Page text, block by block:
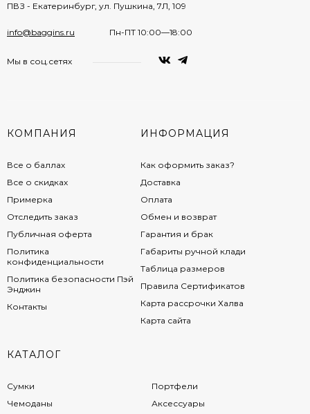
ПВЗ - Екатеринбург, ул. Пушкина, 7Л, 109
info@baggins.ru Пн-ПТ 10:00—18:00
Мы в соц.сетях
КОМПАНИЯ
Все о баллах
Все о скидках
Примерка
Отследить заказ
Публичная оферта
Политика
конфиденциальности
Политика безопасности Пэй
Энджин
Контакты
ИНФОРМАЦИЯ
Как оформить заказ?
Доставка
Оплата
Обмен и возврат
Гарантия и брак
Габариты ручной клади
Таблица размеров
Правила Сертификатов
Карта рассрочки Халва
Карта сайта
КАТАЛОГ
Сумки
Чемоданы
Портфели
Аксессуары